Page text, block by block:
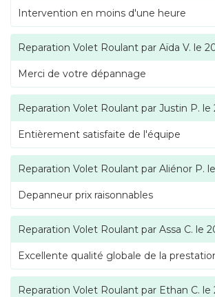
Intervention en moins d'une heure
Reparation Volet Roulant par Aïda V. le
Merci de votre dépannage
Reparation Volet Roulant par Justin P. le
Entièrement satisfaite de l'équipe
Reparation Volet Roulant par Aliénor P. le
Depanneur prix raisonnables
Reparation Volet Roulant par Assa C. le
Excellente qualité globale de la
Reparation Volet Roulant par Ethan C. le